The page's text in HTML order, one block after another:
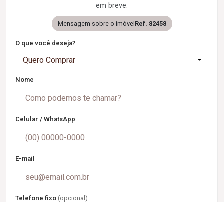
em breve.
Mensagem sobre o imóvelRef. 82458
O que você deseja?
Quero Comprar
Nome
Celular / WhatsApp
E-mail
Telefone fixo (opcional)